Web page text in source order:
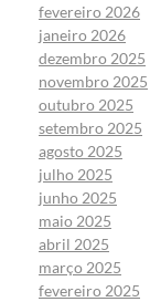
fevereiro 2026
janeiro 2026
dezembro 2025
novembro 2025
outubro 2025
setembro 2025
agosto 2025
julho 2025
junho 2025
maio 2025
abril 2025
março 2025
fevereiro 2025